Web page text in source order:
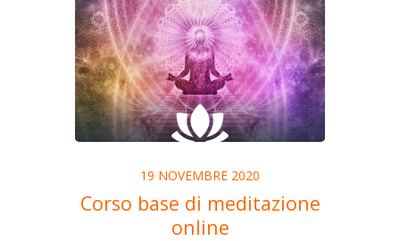
19 NOVEMBRE 2020
Corso base di meditazione
online